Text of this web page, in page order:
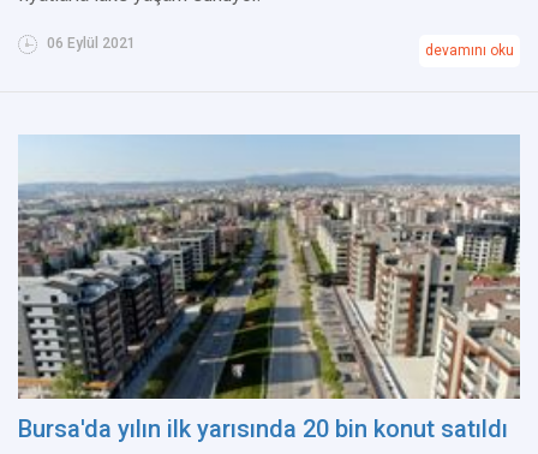
06 Eylül 2021 devamını oku
Bursa'da yılın ilk yarısında 20 bin konut satıldı